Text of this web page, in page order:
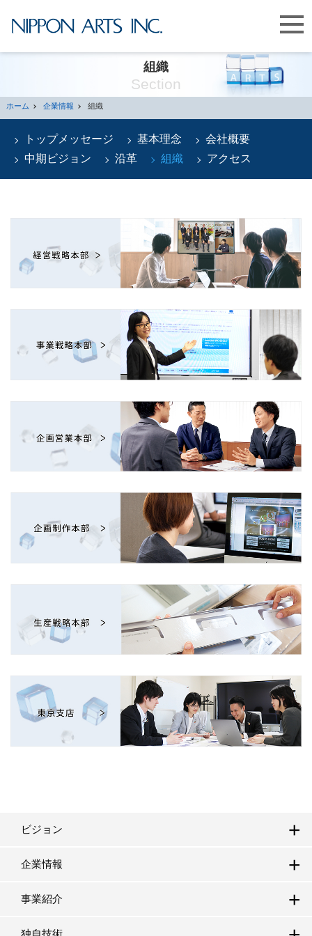
組織
Section
ホーム 企業情報 組織
トップメッセージ 基本理念
会社概要
中期ビジョン
沿革 組織 アクセス
ビジョン
企業情報
事業紹介
独自技術